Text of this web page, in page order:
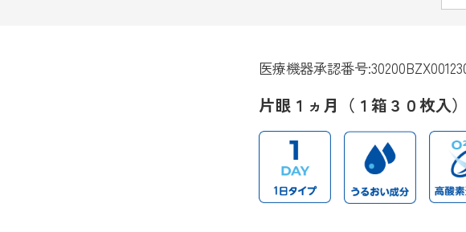
医療機器承認番号
片眼１ヵ月（１箱３０枚入）